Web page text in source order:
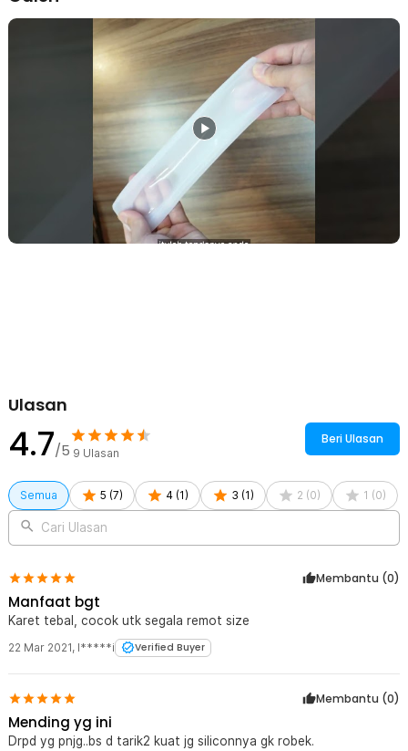
kerusakan remote dapat diminimalkan secara signifikan.
Bahan Silikon Elastis dan Nyaman Digenggam
Silikon yang digunakan memiliki tingkat elastisitas tinggi sehingga
mudah dipasang dan dilepas tanpa merusak remote. Teksturnya
lembut, tidak licin, dan nyaman saat digunakan dalam waktu lama.
Selain melindungi, sarung ini juga membuat pegangan remote
terasa lebih stabil di tangan.
Desain Universal untuk Berbagai Jenis Remote
Dengan ukuran standar dan bentuk fleksibel, sarung ini kompatibel
untuk berbagai remote TV maupun AC dari banyak merek. Cocok
untuk remote rumah tangga, apartemen, hotel, hingga kantor. Anda
tidak perlu membeli cover khusus untuk setiap merek remote.
Transparan dan Tidak Mengganggu Tombol
Kelengkapan Produk
Rincian yang Anda dapatkan untuk pembelian produk ini:
16x5.5cm - KFR-22
Ulasan
4.7/5 9 Ulasan
Beri Ulasan
Semua 5 (7) 4 (1 ) 3 (1 ) 2 (0) 1 (0)
Cari Ulasan
Membantu (0)
Manfaat bgt
Karet tebal, cocok utk segala remot size
22 Mar 2021, I*****i Verified Buyer
Membantu (0)
Mending yg ini
Drpd yg pnjg..bs d tarik2 kuat jg siliconnya gk robek.